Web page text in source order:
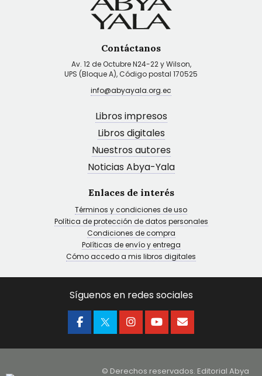
Contáctanos
Av. 12 de Octubre N24-22 y Wilson,
UPS (Bloque A), Código postal 170525
info@abyayala.org.ec
Libros impresos
Libros digitales
Nuestros autores
Noticias Abya-Yala
Enlaces de interés
Términos y condiciones de uso
Política de protección de datos personales
Condiciones de compra
Políticas de envío y entrega
Cómo accedo a mis libros digitales
Síguenos en redes sociales
© Derechos reservados. Editorial Abya